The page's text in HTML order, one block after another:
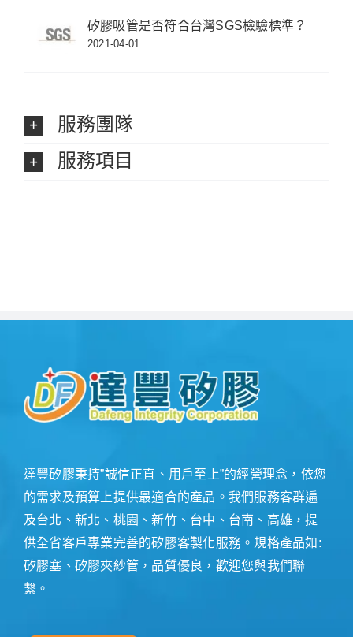
矽膠吸管是否符合台灣SGS檢驗標準？
2021-04-01
服務團隊
服務項目
達豐矽膠秉持”誠信正直、用戶至上”的經營理念，依您
的需求及預算上提供最適合的產品。我們服務客群遍
及台北、新北、桃園、新竹、台中、台南、高雄，提
供全省客戶專業完善的矽膠客製化服務。規格產品如:
矽膠塞、矽膠夾紗管，品質優良，歡迎您與我們聯
繫。